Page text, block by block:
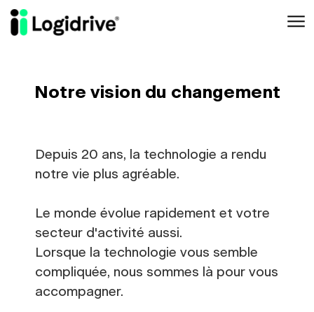
Aller au contenu principal
Notre vision du changement
Depuis 20 ans, la technologie a rendu
notre vie plus agréable.
Le monde évolue rapidement et votre
secteur d'activité aussi.
Lorsque la technologie vous semble
compliquée, nous sommes là pour vous
accompagner.